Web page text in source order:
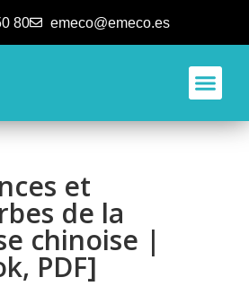
80 emeco@emeco.es
et
de la
chinoise |
PDF]